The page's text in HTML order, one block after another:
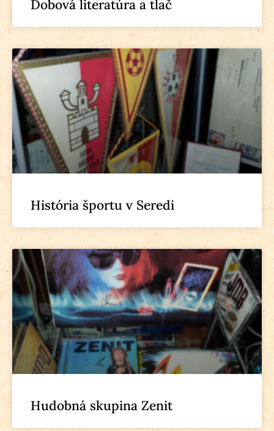
Dobová literatúra a tlač
História športu v Seredi
Hudobná skupina Zenit